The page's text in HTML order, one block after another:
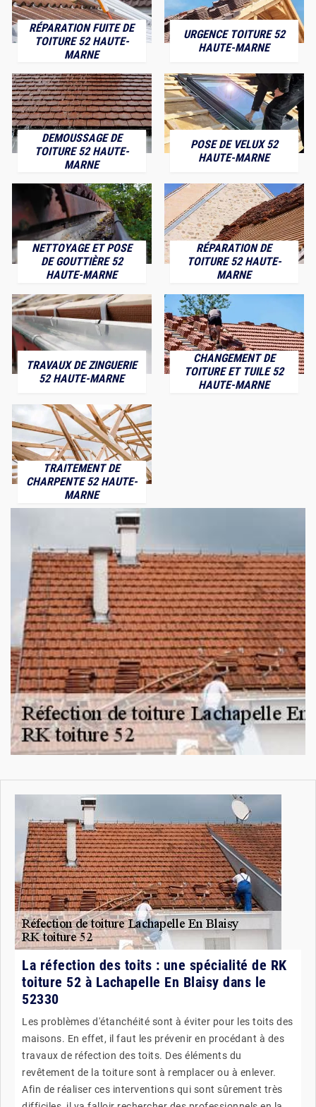
RÉPARATION FUITE DE
TOITURE 52 HAUTE-
MARNE
URGENCE TOITURE 52
HAUTE-MARNE
DEMOUSSAGE DE
TOITURE 52 HAUTE-
MARNE
POSE DE VELUX 52
HAUTE-MARNE
NETTOYAGE ET POSE
DE GOUTTIÈRE 52
HAUTE-MARNE
RÉPARATION DE
TOITURE 52 HAUTE-
MARNE
TRAVAUX DE ZINGUERIE
52 HAUTE-MARNE
CHANGEMENT DE
TOITURE ET TUILE 52
HAUTE-MARNE
TRAITEMENT DE
CHARPENTE 52 HAUTE-
MARNE
La réfection des toits : une spécialité de RK
toiture 52 à Lachapelle En Blaisy dans le
52330
Les problèmes d'étanchéité sont à éviter pour les toits des
maisons. En effet, il faut les prévenir en procédant à des
travaux de réfection des toits. Des éléments du
revêtement de la toiture sont à remplacer ou à enlever.
Afin de réaliser ces interventions qui sont sûrement très